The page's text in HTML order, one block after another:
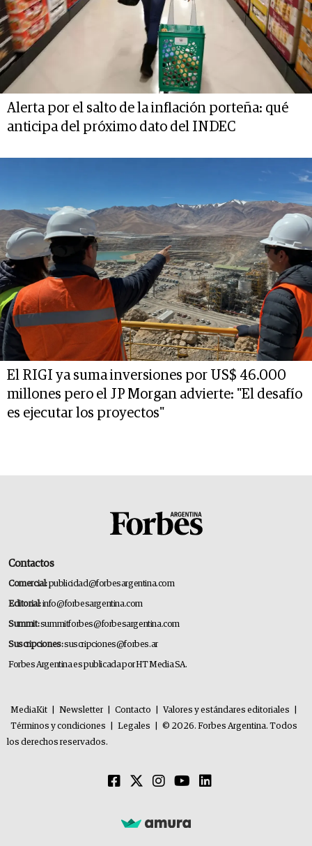
Alerta por el salto de la inflación porteña: qué
anticipa del próximo dato del INDEC
El RIGI ya suma inversiones por US$ 46.000
millones pero el JP Morgan advierte: "El desafío
es ejecutar los proyectos"
Contactos
Comercial:publicidad@forbesargentina.com
Editorial:info@forbesargentina.com
Summit:summitforbes@forbesargentina.com
Suscripciones:suscripciones@forbes.ar
Forbes Argentina es publicada por HT Media SA.
MediaKit Newsletter Contacto Valores y estándares editoriales
Términos y condiciones
Legales
© 2026. Forbes Argentina. Todos
los derechos reservados.